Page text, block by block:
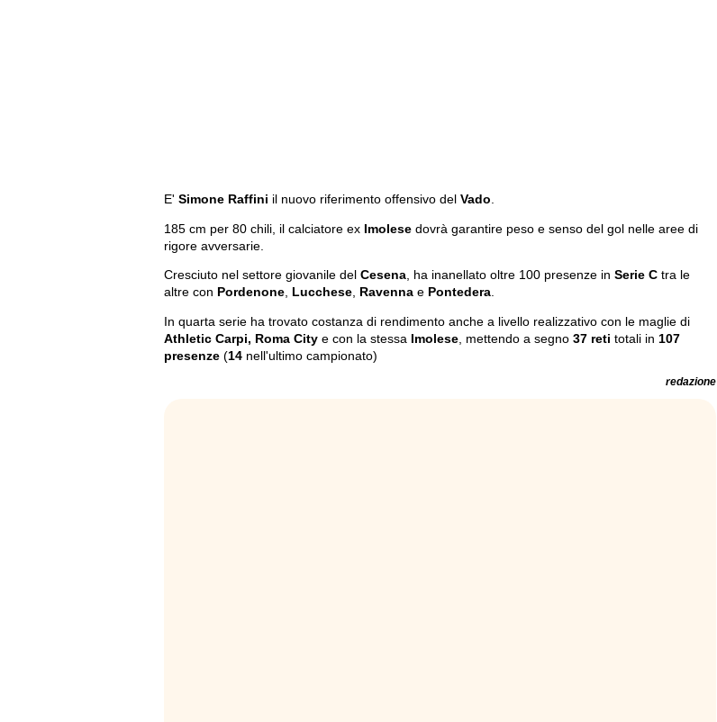
E' Simone Raffini il nuovo riferimento offensivo del Vado.
185 cm per 80 chili, il calciatore ex Imolese dovrà garantire peso e senso del gol nelle aree di
rigore avversarie.
Cresciuto nel settore giovanile del Cesena, ha inanellato oltre 100 presenze in Serie C tra le
altre con Pordenone, Lucchese, Ravenna e Pontedera.
In quarta serie ha trovato costanza di rendimento anche a livello realizzativo con le maglie di
Athletic Carpi, Roma City e con la stessa Imolese , mettendo a segno 37 reti totali in 107
presenze (14 nell'ultimo campionato)
redazione